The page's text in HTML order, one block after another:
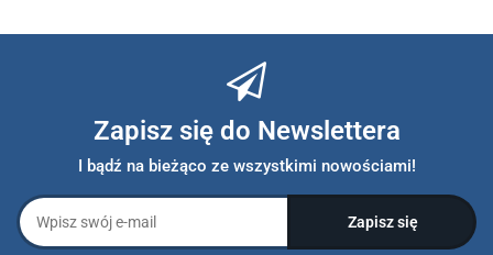
Zapisz się do Newslettera
I bądź na bieżąco ze wszystkimi nowościami!